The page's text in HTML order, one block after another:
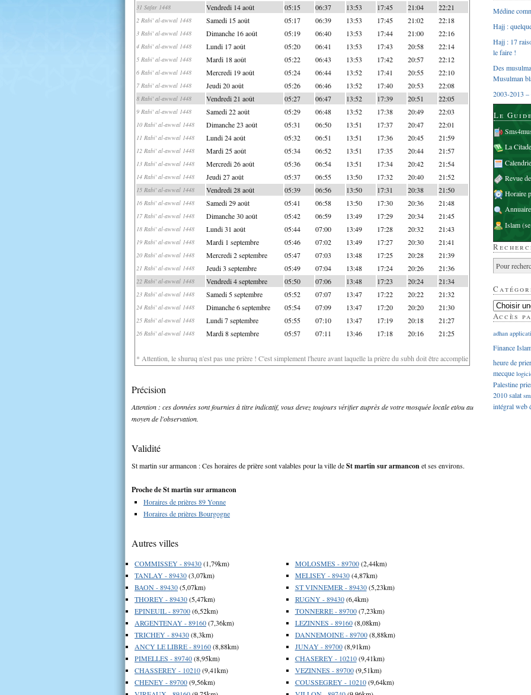
31 Safar 1448 Vendredi 14 août 05:15 06:37 13:53 17:45 21:04 22:21
2 Rabi' al-awwal 1448 Samedi 15 août 05:17 06:39 13:53 17:45 21:02 22:18
3 Rabi' al-awwal 1448 Dimanche 16 août 05:19 06:40 13:53 17:44 21:00 22:16
4 Rabi' al-awwal 1448 Lundi 17 août 05:20 06:41 13:53 17:43 20:58 22:14
5 Rabi' al-awwal 1448 Mardi 18 août 05:22 06:43 13:53 17:42 20:57 22:12
6 Rabi' al-awwal 1448 Mercredi 19 août 05:24 06:44 13:52 17:41 20:55 22:10
7 Rabi' al-awwal 1448 Jeudi 20 août 05:26 06:46 13:52 17:40 20:53 22:08
8 Rabi' al-awwal 1448 Vendredi 21 août 05:27 06:47 13:52 17:39 20:51 22:05
9 Rabi' al-awwal 1448 Samedi 22 août 05:29 06:48 13:52 17:38 20:49 22:03
10 Rabi' al-awwal 1448 Dimanche 23 août 05:31 06:50 13:51 17:37 20:47 22:01
11 Rabi' al-awwal 1448 Lundi 24 août 05:32 06:51 13:51 17:36 20:45 21:59
12 Rabi' al-awwal 1448 Mardi 25 août 05:34 06:52 13:51 17:35 20:44 21:57
13 Rabi' al-awwal 1448 Mercredi 26 août 05:36 06:54 13:51 17:34 20:42 21:54
14 Rabi' al-awwal 1448 Jeudi 27 août 05:37 06:55 13:50 17:32 20:40 21:52
15 Rabi' al-awwal 1448 Vendredi 28 août 05:39 06:56 13:50 17:31 20:38 21:50
16 Rabi' al-awwal 1448 Samedi 29 août 05:41 06:58 13:50 17:30 20:36 21:48
17 Rabi' al-awwal 1448 Dimanche 30 août 05:42 06:59 13:49 17:29 20:34 21:45
18 Rabi' al-awwal 1448 Lundi 31 août 05:44 07:00 13:49 17:28 20:32 21:43
19 Rabi' al-awwal 1448 Mardi 1 septembre 05:46 07:02 13:49 17:27 20:30 21:41
20 Rabi' al-awwal 1448 Mercredi 2 septembre 05:47 07:03 13:48 17:25 20:28 21:39
21 Rabi' al-awwal 1448 Jeudi 3 septembre 05:49 07:04 13:48 17:24 20:26 21:36
22 Rabi' al-awwal 1448 Vendredi 4 septembre 05:50 07:06 13:48 17:23 20:24 21:34
23 Rabi' al-awwal 1448 Samedi 5 septembre 05:52 07:07 13:47 17:22 20:22 21:32
24 Rabi' al-awwal 1448 Dimanche 6 septembre 05:54 07:09 13:47 17:20 20:20 21:30
25 Rabi' al-awwal 1448 Lundi 7 septembre 05:55 07:10 13:47 17:19 20:18 21:27
26 Rabi' al-awwal 1448 Mardi 8 septembre 05:57 07:11 13:46 17:18 20:16 21:25
* Attention, le shuruq n'est pas une prière ! C'est simplement l'heure avant laquelle la prière du subh doit être accomplie
Précision
Attention : ces données sont fournies à titre indicatif, vous devez toujours vérifier auprès de votre mosquée locale et/ou au
moyen de l'observation.
Validité
St martin sur armancon : Ces horaires de prière sont valables pour la ville deSt martin sur armanconet ses environs.
Proche de St martin sur armancon
Horaires de prières 89 Yonne
Horaires de prières Bourgogne
Autres villes
COMMISSEY - 89430(1,79km)
TANLAY - 89430(3,07km)
BAON - 89430(5,07km)
THOREY - 89430(5,47km)
EPINEUIL - 89700(6,52km)
ARGENTENAY - 89160(7,36km)
TRICHEY - 89430(8,3km)
ANCY LE LIBRE - 89160(8,88km)
PIMELLES - 89740(8,95km)
CHASSEREY - 10210(9,41km)
CHENEY - 89700(9,56km)
MOLOSMES - 89700(2,44km)
MELISEY - 89430(4,87km)
ST VINNEMER - 89430(5,23km)
RUGNY - 89430(6,4km)
TONNERRE - 89700(7,23km)
LEZINNES - 89160(8,08km)
DANNEMOINE - 89700(8,88km)
JUNAY - 89700(8,91km)
CHASEREY - 10210(9,41km)
VEZINNES - 89700(9,51km)
COUSSEGREY - 10210(9,64km)
Médine
Hajj :
Hajj : 17
le faire !
Des
Musulman
2003-2013 –
Le
La
Revue
Horaire
Islam
Accès
adhan
Finance
heure de
mecque
Palestine
2010salat
intégralweb